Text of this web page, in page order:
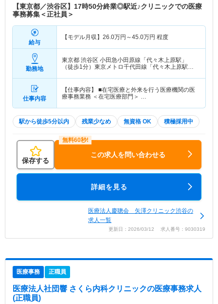
【東京都／渋谷区】17時50分終業◎駅近♪クリニックでの医療
事務募集＜正社員＞
給与
【モデル月収】 26.0万円～45.0万円 程度
勤務地
東京都 渋谷区 小田急小田原線「代々木上原駅」
（徒歩1分）東京メトロ千代田線「代々木上原駅」
仕事内容
【仕事内容】 ■在宅医療と外来を行う医療機関の医
療事務業務 ＜在宅医療部門＞ …
駅から徒歩5分以内 残業少なめ 無資格 OK 積極採用中
保存する
この求人を問い合わせる
詳細を見る
医療法人慶聰会 矢澤クリニック渋谷の
求人一覧
更新日：2026/03/12 求人番号：9030319
医療事務 正職員
医療法人社団響 さくら内科クリニックの医療事務求人
(正職員)